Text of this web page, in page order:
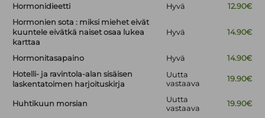
Hormonidieetti Hyvä
12.90€
Hormonien sota : miksi miehet eivät
kuuntele eivätkä naiset osaa lukea
karttaa
Hyvä 14.90€
Hormonitasapaino Hyvä
14.90€
Hotelli- ja ravintola-alan sisäisen
laskentatoimen harjoituskirja
Uutta
vastaava
19.90€
Huhtikuun morsian
Uutta
vastaava
19.90€